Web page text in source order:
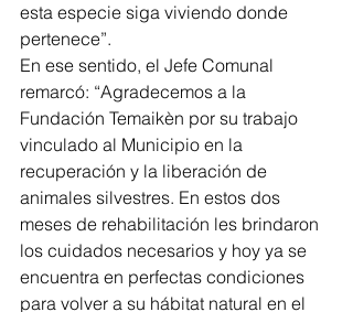
esta especie siga viviendo donde
pertenece”.
En ese sentido, el Jefe Comunal
remarcó: “Agradecemos a la
Fundación Temaikèn por su trabajo
vinculado al Municipio en la
recuperación y la liberación de
animales silvestres. En estos dos
meses de rehabilitación les brindaron
los cuidados necesarios y hoy ya se
encuentra en perfectas condiciones
para volver a su hábitat natural en el